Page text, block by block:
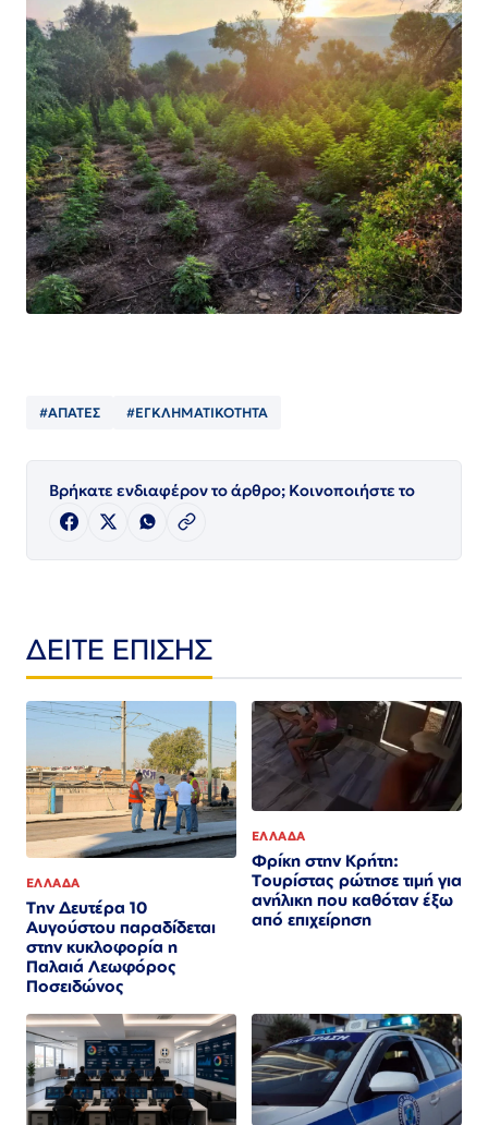
#ΑΠΑΤΕΣ #ΕΓΚΛΗΜΑΤΙΚΟΤΗΤΑ
Βρήκατε ενδιαφέρον το άρθρο; Κοινοποιήστε το
ΔΕΙΤΕ ΕΠΙΣΗΣ
ΕΛΛΑΔΑ
Την Δευτέρα 10
Αυγούστου παραδίδεται
στην κυκλοφορία η
Παλαιά Λεωφόρος
Ποσειδώνος
ΕΛΛΑΔΑ
Φρίκη στην Κρήτη:
Τουρίστας ρώτησε τιμή για
ανήλικη που καθόταν έξω
από επιχείρηση